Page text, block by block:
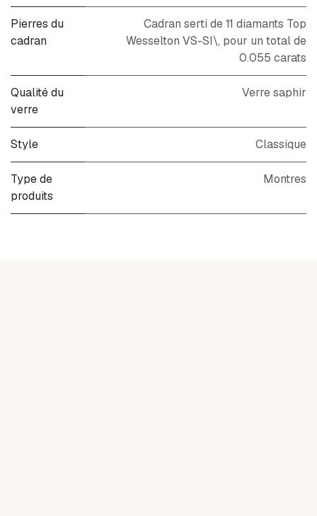
Pierres du
cadran
Cadran serti de 11 diamants Top
Wesselton VS-SI\, pour un total de
0.055 carats
Qualité du
verre
Verre saphir
Style Classique
Type de
produits
Montres